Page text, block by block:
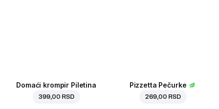
Domaći krompir Piletina
399,00 RSD
Pizzetta Pečurke
269,00 RSD